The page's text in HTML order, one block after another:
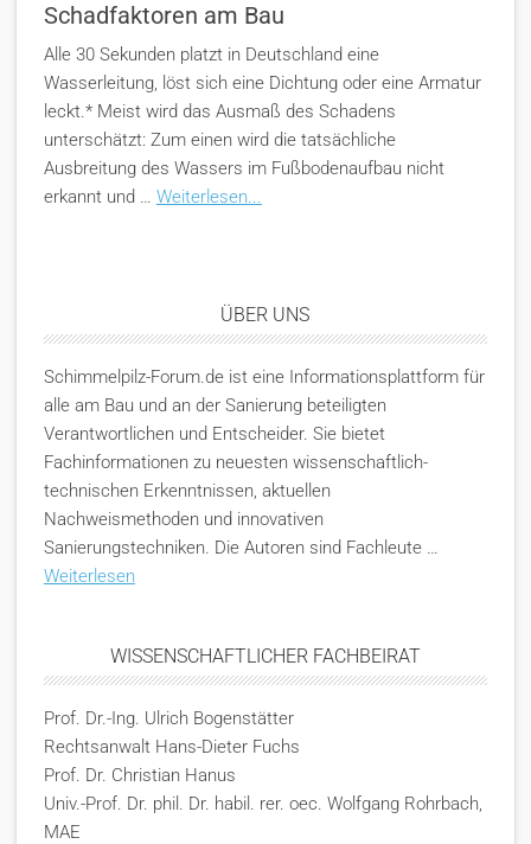
Schadfaktoren am Bau
Alle 30 Sekunden platzt in Deutschland eine
Wasserleitung, löst sich eine Dichtung oder eine Armatur
leckt.* Meist wird das Ausmaß des Schadens
unterschätzt: Zum einen wird die tatsächliche
Ausbreitung des Wassers im Fußbodenaufbau nicht
erkannt und … Weiterlesen...
ÜBER UNS
Schimmelpilz-Forum.de ist eine Informationsplattform für
alle am Bau und an der Sanierung beteiligten
Verantwortlichen und Entscheider. Sie bietet
Fachinformationen zu neuesten wissenschaftlich-
technischen Erkenntnissen, aktuellen
Nachweismethoden und innovativen
Sanierungstechniken. Die Autoren sind Fachleute …
Weiterlesen
WISSENSCHAFTLICHER FACHBEIRAT
Prof. Dr.-Ing. Ulrich Bogenstätter
Rechtsanwalt Hans-Dieter Fuchs
Prof. Dr. Christian Hanus
Univ.-Prof. Dr. phil. Dr. habil. rer. oec. Wolfgang Rohrbach,
MAE